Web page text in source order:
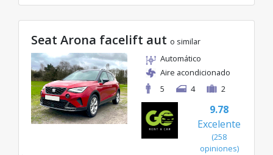
Seat Arona facelift aut o similar
Automático
Aire acondicionado
5
4 2
9.78
Excelente
(258
opiniones)